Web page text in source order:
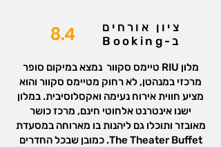
8.4
ציון אורחים
ב-Booking
מלון RIU טיימס סקוור נמצא במיקום סופר
מרכזי במנהטן, לא רחוק מטיימס סקוור והוא
מציע חווית אירוח נעימה ואקסלוסיבית. במלון
ישנו אינטרנט אלחוטי חינם, מרכז כושר
מאובזר ותוכלו גם ליהנות בו מארוחה במסעדת
The Theater Buffet. כמובן שבכל החדרים